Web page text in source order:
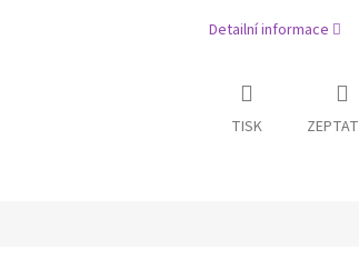
Detailní informace
TISK